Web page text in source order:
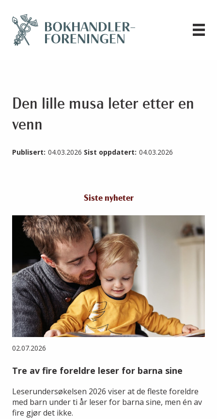
Den lille musa leter etter en
venn
Publisert: 04.03.2026 Sist oppdatert: 04.03.2026
Siste nyheter
02.07.2026
Tre av fire foreldre leser for barna sine
Leserundersøkelsen 2026 viser at de fleste foreldre
med barn under ti år leser for barna sine, men én av
fire gjør det ikke.